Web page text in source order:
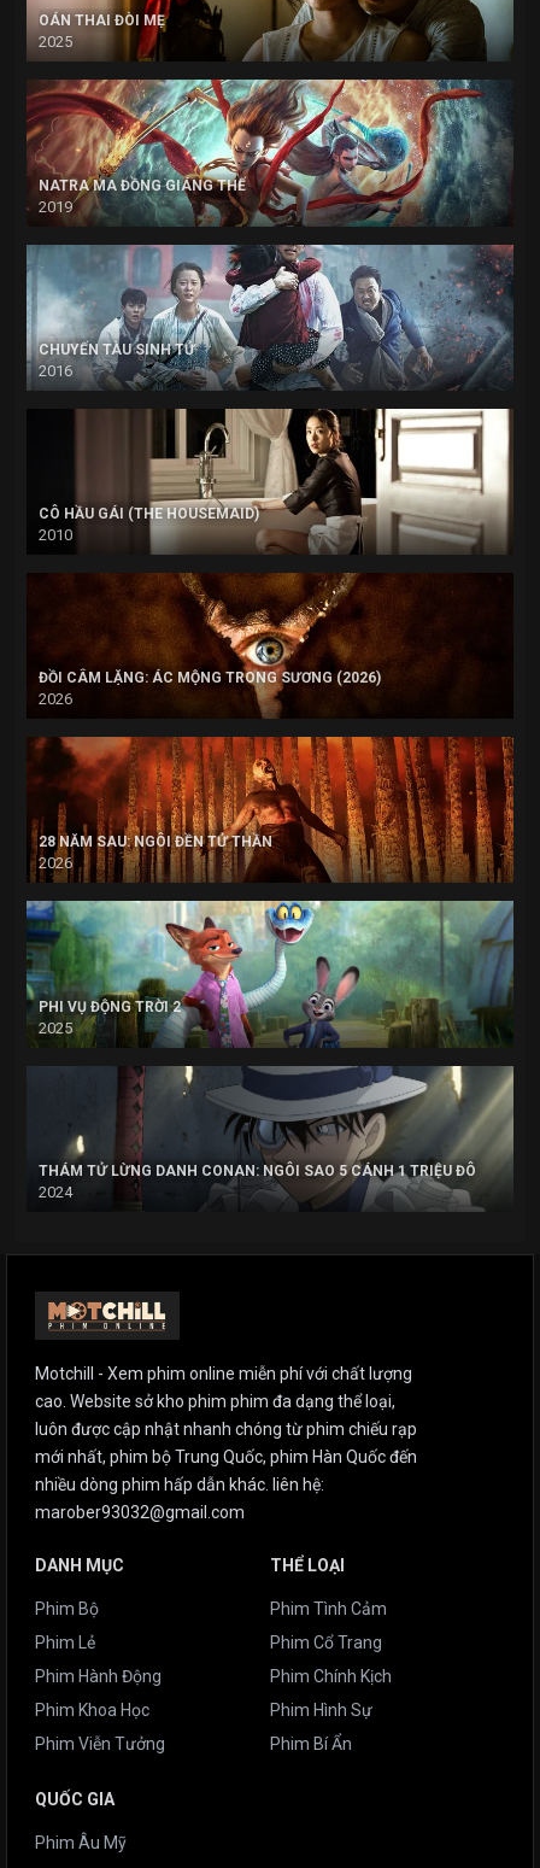
OÁN THAI ĐÒI MẸ
2025
NATRA MA ĐỒNG GIÁNG THẾ
2019
CHUYẾN TÀU SINH TỬ
2016
CÔ HẦU GÁI (THE HOUSEMAID)
2010
ĐỒI CÂM LẶNG: ÁC MỘNG TRONG SƯƠNG (2026)
2026
28 NĂM SAU: NGÔI ĐỀN TỬ THẦN
2026
PHI VỤ ĐỘNG TRỜI 2
2025
THÁM TỬ LỪNG DANH CONAN: NGÔI SAO 5 CÁNH 1 TRIỆU ĐÔ
2024
Motchill - Xem phim online miễn phí với chất lượng
cao. Website sở kho phim phim đa dạng thể loại,
luôn được cập nhật nhanh chóng từ phim chiếu rạp
mới nhất, phim bộ Trung Quốc, phim Hàn Quốc đến
nhiều dòng phim hấp dẫn khác. liên hệ:
marober93032@gmail.com
DANH MỤC
Phim Bộ
Phim Lẻ
Phim Hành Động
Phim Khoa Học
Phim Viễn Tưởng
THỂ LOẠI
Phim Tình Cảm
Phim Cổ Trang
Phim Chính Kịch
Phim Hình Sự
Phim Bí Ẩn
QUỐC GIA
Phim Âu Mỹ